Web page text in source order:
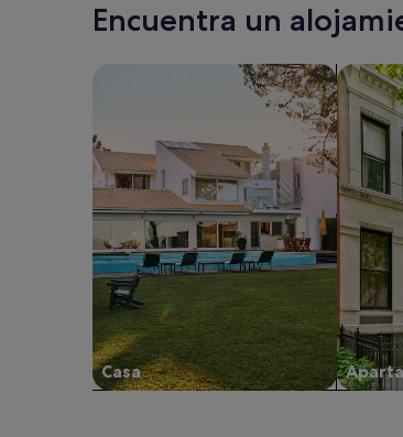
Encuentra un
Casa
Busca